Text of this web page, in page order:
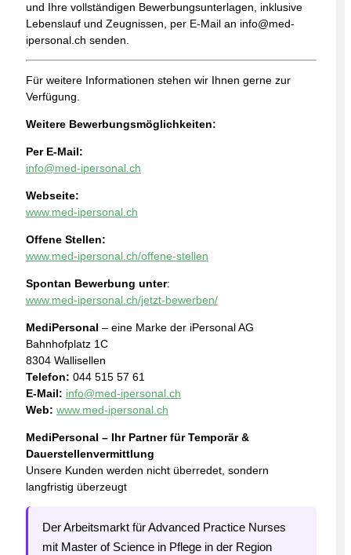
und Ihre vollständigen Bewerbungsunterlagen, inklusive
Lebenslauf und Zeugnissen, per E-Mail an info@med-
ipersonal.ch senden.
Für weitere Informationen stehen wir Ihnen gerne zur
Verfügung.
Weitere Bewerbungsmöglichkeiten:
Per E-Mail:
info@med-ipersonal.ch
Webseite:
www.med-ipersonal.ch
Offene Stellen:
www.med-ipersonal.ch/offene-stellen
Spontan Bewerbung unter:
www.med-ipersonal.ch/jetzt-bewerben/
MediPersonal – eine Marke der iPersonal AG
Bahnhofplatz 1C
8304 Wallisellen
Telefon: 044 515 57 61
E-Mail: info@med-ipersonal.ch
Web: www.med-ipersonal.ch
MediPersonal – Ihr Partner für Temporär &
Dauerstellenvermittlung
Unsere Kunden werden nicht überredet, sondern
langfristig überzeugt
Der Arbeitsmarkt für Advanced Practice Nurses
mit Master of Science in Pflege in der Region